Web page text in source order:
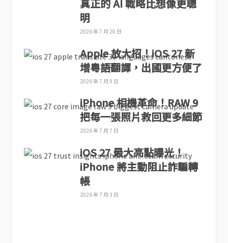
真正的 AI 戰略比想像更聰
明
2026 年 7 月 20 日
Apple 放大招！iOS 27 新
增粵語翻譯，出國更方便了
2026 年 7 月 9 日
iPhone 相機革命！RAW 9
把每一張照片救回更多細節
2026 年 7 月 7 日
iOS 27 最大亮點曝光！
iPhone 將主動阻止詐騙轉
帳
2026 年 7 月 3 日